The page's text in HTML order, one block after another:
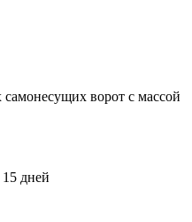
ворот с массой
дней